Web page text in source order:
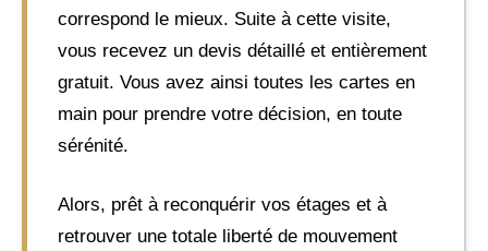
correspond le mieux. Suite à cette visite,
vous recevez un devis détaillé et entièrement
gratuit. Vous avez ainsi toutes les cartes en
main pour prendre votre décision, en toute
sérénité.
Alors, prêt à reconquérir vos étages et à
retrouver une totale liberté de mouvement